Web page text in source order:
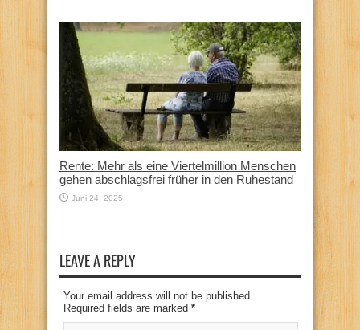
Rente: Mehr als eine Viertelmillion Menschen
gehen abschlagsfrei früher in den Ruhestand
Juni 24, 2025
LEAVE A REPLY
Your email address will not be published.
Required fields are marked *